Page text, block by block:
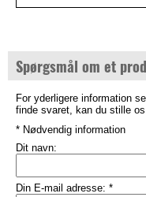
Spørgsmål om et
For yderligere information
finde svaret, kan du stille
* Nødvendig information
Dit navn:
Din E-mail adresse: *